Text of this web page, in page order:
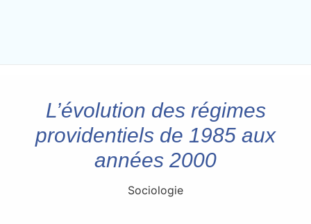
L’évolution des régimes
providentiels de 1985 aux
années 2000
Sociologie